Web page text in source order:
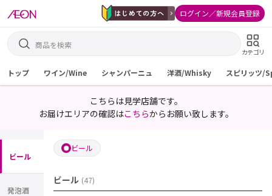
ログイン／新規会員登録
カテゴリ
トップ ワイン/Wine シャンパーニュ 洋酒/Whisky スピリッツ/
こちらは見学店舗です。
お届けエリアの確認はこちらからお願い致します。
ビール
発泡酒
ビール
ビール (47)